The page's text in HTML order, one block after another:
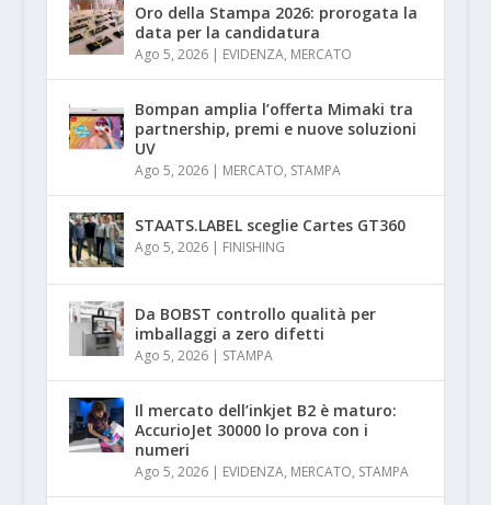
Oro della Stampa 2026: prorogata la
data per la candidatura
Ago 5, 2026| EVIDENZA, MERCATO
Bompan amplia l’offerta Mimaki tra
partnership, premi e nuove soluzioni
UV
Ago 5, 2026| MERCATO, STAMPA
STAATS.LABEL sceglie Cartes GT360
Ago 5, 2026| FINISHING
Da BOBST controllo qualità per
imballaggi a zero difetti
Ago 5, 2026| STAMPA
Il mercato dell’inkjet B2 è maturo:
AccurioJet 30000 lo prova con i
numeri
Ago 5, 2026| EVIDENZA, MERCATO, STAMPA